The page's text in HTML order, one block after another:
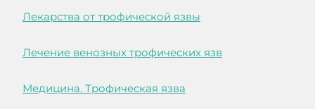
Лекарства от трофической язвы
Лечение венозных трофических язв
Медицина. Трофическая язва